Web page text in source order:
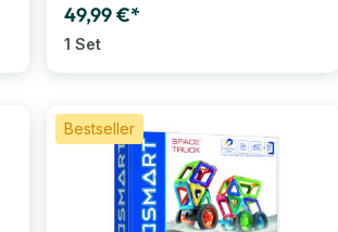
49,99 €*
1 Set
Bestseller